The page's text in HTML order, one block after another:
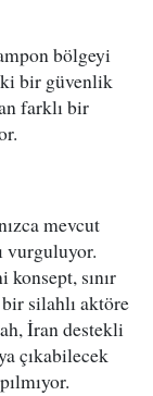
bölgeyi
bir güvenlik
farklı bir
mevcut
vurguluyor.
sınır
silahlı aktöre
İran destekli
çıkabilecek